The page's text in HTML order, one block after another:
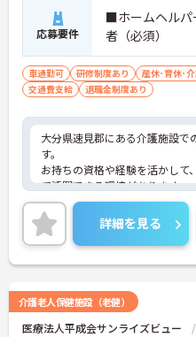
応募要件
■ホームヘル
者（必須）
車通勤可 研修制度あり 産休･育休･
交通費支給
退職金制度あり
大分県速見郡にある介護施設で
す。
お持ちの資格や経験を活かして
て活躍できる環境があります。
固定のお休みがありますので、
させやすく、家庭と両立しやす
るポイントの一つです。
賞与や昇給、退職金などの待遇
り、安定した環境の中で働きた
ご興味がある方は是非一度マイ
さい。更に詳細などお伝えします
詳細を見る
介護老人保健施設（老健）
医療法人平成会サンライズビュー